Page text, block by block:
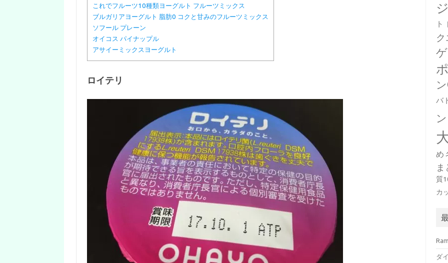
これでフルーツ10種類ヨーグルト フルーツミックス
ブルガリアヨーグルト 脂肪0 コクと甘みのフルーツミックス
ソフール プレーン
オイコス パイナップル
アサイーミックスヨーグルト
ロイテリ
ト
バ
め
ま
質
カ
ダ